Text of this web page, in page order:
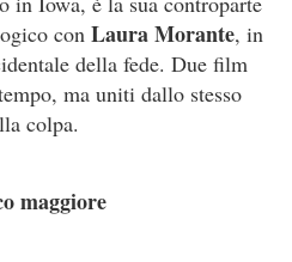
con Laura Morante, in
della fede. Due film
ma uniti dallo stesso
colpa.
maggiore